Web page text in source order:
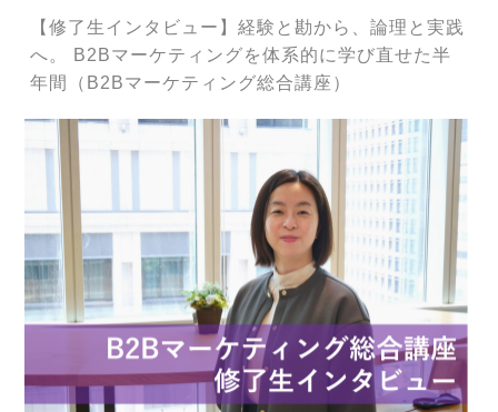
【修了生インタビュー】経験と勘から、論理と実践
へ。 B2Bマーケティングを体系的に学び直せた半
年間（B2Bマーケティング総合講座）